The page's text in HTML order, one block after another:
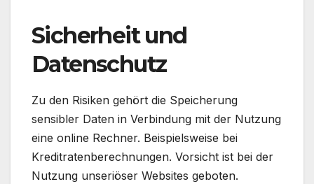
Sicherheit und
Datenschutz
Zu den Risiken gehört die Speicherung
sensibler Daten in Verbindung mit der Nutzung
eine online Rechner. Beispielsweise bei
Kreditratenberechnungen. Vorsicht ist bei der
Nutzung unseriöser Websites geboten.